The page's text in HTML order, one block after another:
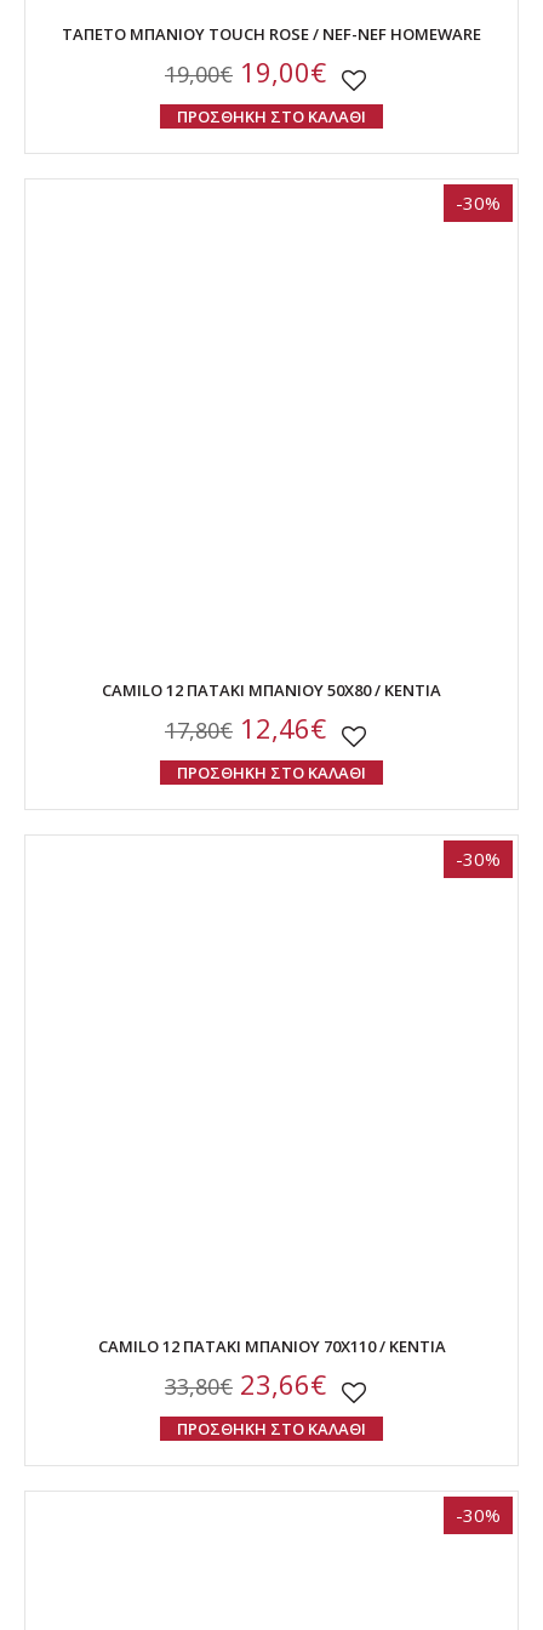
ΤΑΠΕΤΟ ΜΠΑΝΙΟΥ TOUCH ROSE / NEF-NEF HOMEWARE
19,00€ 19,00€
ΠΡΟΣΘΗΚΗ ΣΤΟ ΚΑΛΑΘΙ
-30%
CAMILO 12 ΠΑΤΑΚΙ ΜΠΑΝΙΟΥ 50Χ80 / ΚΕΝΤΙΑ
17,80€ 12,46€
ΠΡΟΣΘΗΚΗ ΣΤΟ ΚΑΛΑΘΙ
-30%
CAMILO 12 ΠΑΤΑΚΙ ΜΠΑΝΙΟΥ 70Χ110 / ΚΕΝΤΙΑ
33,80€ 23,66€
ΠΡΟΣΘΗΚΗ ΣΤΟ ΚΑΛΑΘΙ
-30%